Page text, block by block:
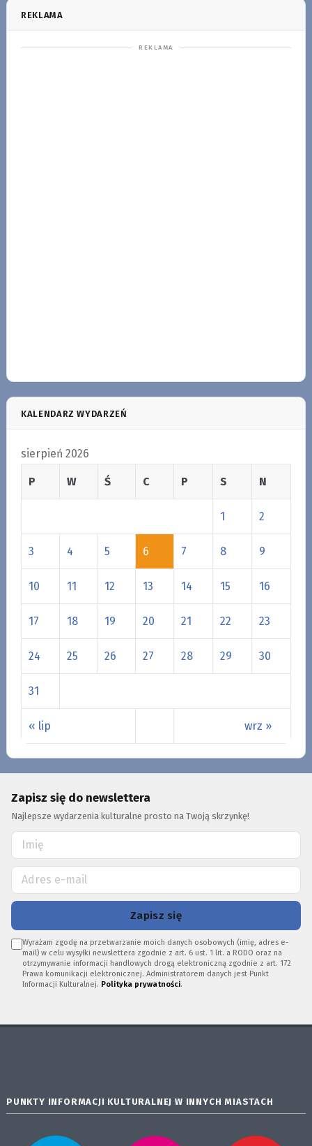
REKLAMA
KALENDARZ WYDARZEŃ
sierpień 2026
P W Ś C P S N
« lip wrz »
1 2
3 4 5 6 7 8 9
10 11 12 13 14 15 16
17 18 19 20 21 22 23
24 25 26 27 28 29 30
31
Zapisz się do newslettera
Najlepsze wydarzenia kulturalne prosto na Twoją skrzynkę!
Zapisz się
Wyrażam zgodę na przetwarzanie moich danych osobowych (imię, adres e-
mail) w celu wysyłki newslettera zgodnie z art. 6 ust. 1 lit. a RODO oraz na
otrzymywanie informacji handlowych drogą elektroniczną zgodnie z art. 172
Prawa komunikacji elektronicznej. Administratorem danych jest Punkt
Informacji Kulturalnej. Polityka prywatności.
PUNKTY INFORMACJI KULTURALNEJ W INNYCH MIASTACH